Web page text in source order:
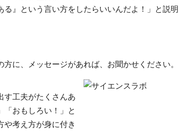
』という言い方をしたらいいんだよ！」と説明
に、メッセージがあれば、お聞かせください。
す工夫がたくさんあ
「おもしろい！」と
や考え方が身に付き